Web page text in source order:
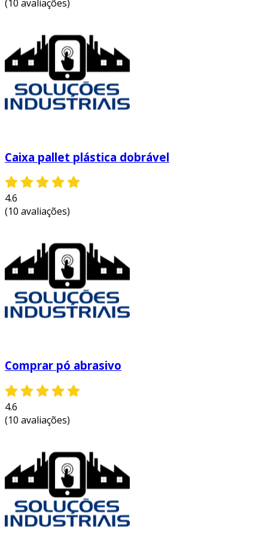
(10 avaliações)
Caixa pallet plástica dobrável
4.6
(10 avaliações)
Comprar pó abrasivo
4.6
(10 avaliações)